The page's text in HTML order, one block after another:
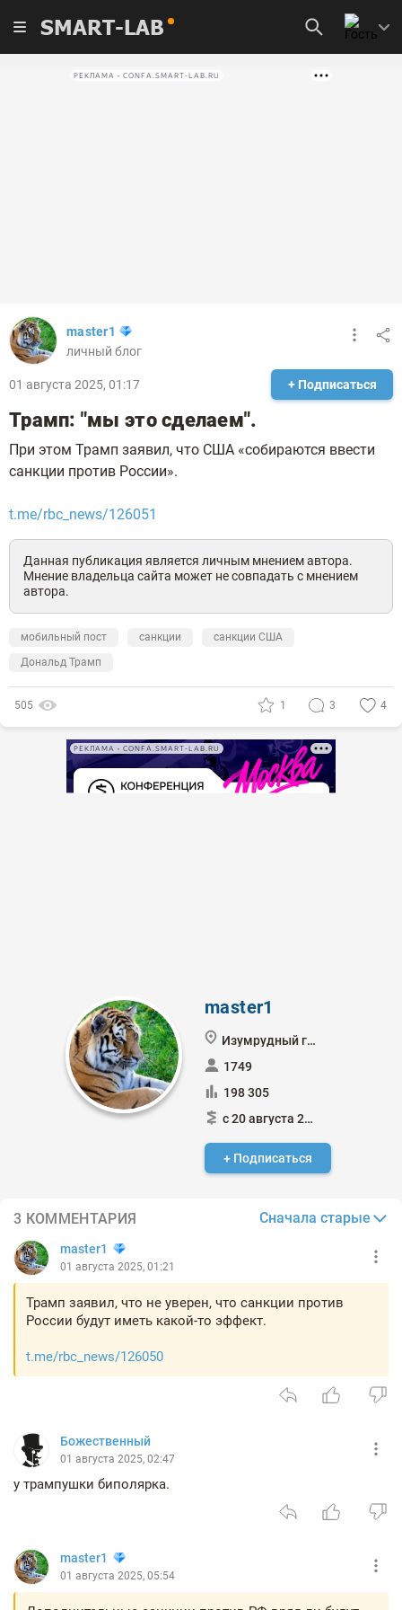
SMART-LAB
РЕКЛАМА • CONFA.SMART-LAB.RU
master1
личный блог
01 августа 2025, 01:17 + Подписаться
Трамп: "мы это сделаем".
При этом Трамп заявил, что США «собираются ввести
санкции против России».
t.me/rbc_news/126051
Данная публикация является личным мнением автора.
Мнение владельца сайта может не совпадать с мнением
автора.
мобильный пост санкции
санкции США
Дональд Трамп
505 1 3 4
РЕКЛАМА • CONFA.SMART-LAB.RU
master1
Изумрудный город
1749
198 305
с 20 августа 2021
+ Подписаться
3 КОММЕНТАРИЯ Сначала старые
master1
01 августа 2025, 01:21
Трамп заявил, что не уверен, что санкции против
России будут иметь какой-то эффект.
t.me/rbc_news/126050
Божественный
01 августа 2025, 02:47
у трампушки биполярка.
master1
01 августа 2025, 05:54